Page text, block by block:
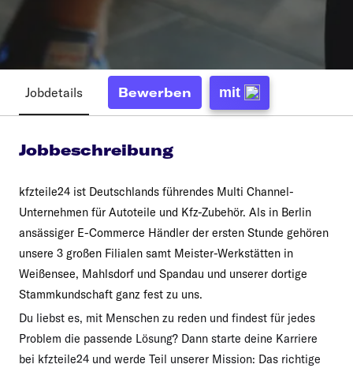
Jobdetails Bewerben mit
Jobbeschreibung
kfzteile24 ist Deutschlands führendes Multi Channel-
Unternehmen für Autoteile und Kfz-Zubehör. Als in Berlin
ansässiger E-Commerce Händler der ersten Stunde gehören
unsere 3 großen Filialen samt Meister-Werkstätten in
Weißensee, Mahlsdorf und Spandau und unserer dortige
Stammkundschaft ganz fest zu uns.
Du liebst es, mit Menschen zu reden und findest für jedes
Problem die passende Lösung? Dann starte deine Karriere
bei kfzteile24 und werde Teil unserer Mission: Das richtige